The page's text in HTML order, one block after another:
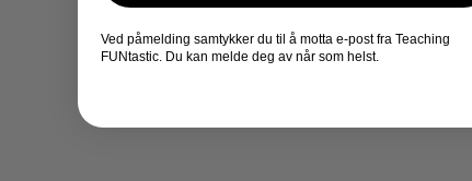
Ved påmelding samtykker du til å motta e-post fra Teaching
FUNtastic. Du kan melde deg av når som helst.